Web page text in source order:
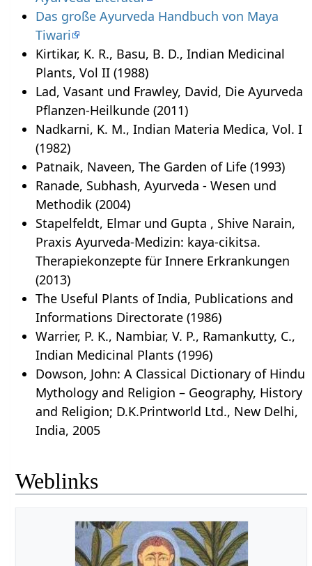
Das große Ayurveda Handbuch von Maya
Tiwari
Kirtikar, K. R., Basu, B. D., Indian Medicinal
Plants, Vol II (1988)
Lad, Vasant und Frawley, David, Die Ayurveda
Pflanzen-Heilkunde (2011)
Nadkarni, K. M., Indian Materia Medica, Vol. I
(1982)
Patnaik, Naveen, The Garden of Life (1993)
Ranade, Subhash, Ayurveda - Wesen und
Methodik (2004)
Stapelfeldt, Elmar und Gupta , Shive Narain,
Praxis Ayurveda-Medizin: kaya-cikitsa.
Therapiekonzepte für Innere Erkrankungen
(2013)
The Useful Plants of India, Publications and
Informations Directorate (1986)
Warrier, P. K., Nambiar, V. P., Ramankutty, C.,
Indian Medicinal Plants (1996)
Dowson, John: A Classical Dictionary of Hindu
Mythology and Religion – Geography, History
and Religion; D.K.Printworld Ltd., New Delhi,
India, 2005
Weblinks